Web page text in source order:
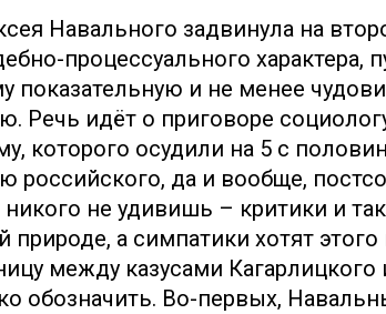
Навального задвинула на
процессуального характера,
показательную и не менее
Речь идёт о приговоре
которого осудили на 5 с
российского, да и вообще,
никого не удивишь – критики и
природе, а симпатики хотят
между казусами Кагарлицкого
обозначить. Во-первых,